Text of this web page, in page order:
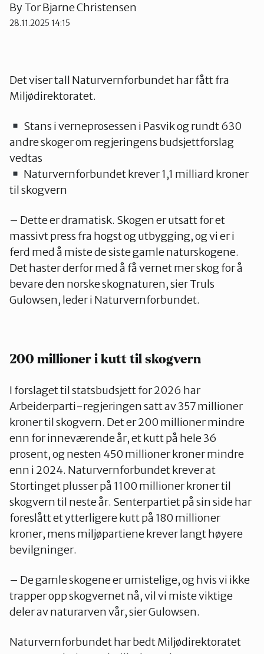
ByTor Bjarne Christensen
28.11.2025 14:15
Det viser tall Naturvernforbundet har fått fra
Miljødirektoratet.
Stans i verneprosessen i Pasvik og rundt 630
andre skoger om regjeringens budsjettforslag
vedtas
Naturvernforbundet krever 1,1 milliard kroner
til skogvern
– Dette er dramatisk. Skogen er utsatt for et
massivt press fra hogst og utbygging, og vi er i
ferd med å miste de siste gamle naturskogene.
Det haster derfor med å få vernet mer skog for å
bevare den norske skognaturen, sier Truls
Gulowsen, leder i Naturvernforbundet.
200 millioner i kutt til skogvern
I forslaget til statsbudsjett for 2026 har
Arbeiderparti-regjeringen satt av 357 millioner
kroner til skogvern. Det er 200 millioner mindre
enn for inneværende år, et kutt på hele 36
prosent, og nesten 450 millioner kroner mindre
enn i 2024. Naturvernforbundet krever at
Stortinget plusser på 1100 millioner kroner til
skogvern til neste år. Senterpartiet på sin side har
foreslått et ytterligere kutt på 180 millioner
kroner, mens miljøpartiene krever langt høyere
bevilgninger.
– De gamle skogene er umistelige, og hvis vi ikke
trapper opp skogvernet nå, vil vi miste viktige
deler av naturarven vår, sier Gulowsen.
Naturvernforbundet har bedt Miljødirektoratet